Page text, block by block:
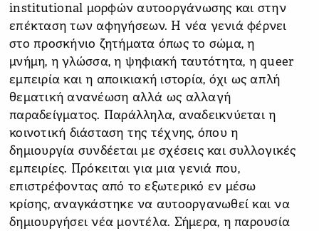
institutional μορφών αυτοοργάνωσης και στην
επέκταση των αφηγήσεων. Η νέα γενιά φέρνει
στο προσκήνιο ζητήματα όπως το σώμα, η
μνήμη, η γλώσσα, η ψηφιακή ταυτότητα, η queer
εμπειρία και η αποικιακή ιστορία, όχι ως απλή
θεματική ανανέωση αλλά ως αλλαγή
παραδείγματος. Παράλληλα, αναδεικνύεται η
κοινοτική διάσταση της τέχνης, όπου η
δημιουργία συνδέεται με σχέσεις και συλλογικές
εμπειρίες. Πρόκειται για μια γενιά που,
επιστρέφοντας από το εξωτερικό εν μέσω
κρίσης, αναγκάστηκε να αυτοοργανωθεί και να
δημιουργήσει νέα μοντέλα. Σήμερα, η παρουσία